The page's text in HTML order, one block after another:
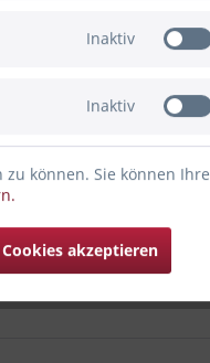
Inaktiv
Inaktiv
können. Sie können Ihre
akzeptieren